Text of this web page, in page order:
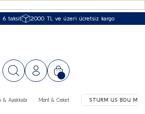
6 taksit 2000 TL ve üzeri ücretsiz kargo
Ayakkabı Mont & Ceket STURM US BDU